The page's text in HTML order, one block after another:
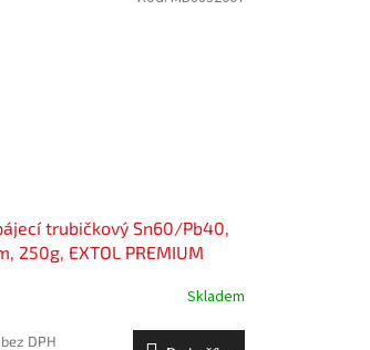
trubičkový Sn60/Pb40,
250g, EXTOL PREMIUM
Skladem
DPH